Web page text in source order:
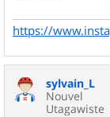
https://
sylvain_L
Nouvel
Utagawiste